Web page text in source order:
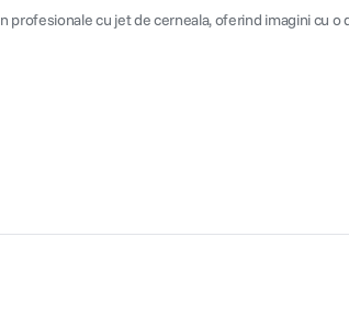
cu jet de cerneala, oferind imagini cu